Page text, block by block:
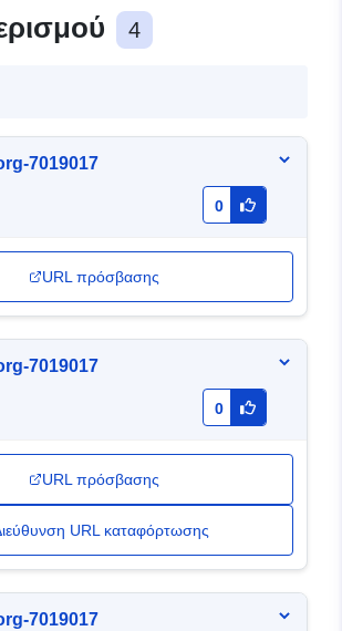
4
7019017
0
URL πρόσβασης
7019017
0
URL πρόσβασης
URL καταφόρτωσης
7019017